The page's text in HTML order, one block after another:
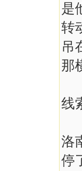
是
转
吊
那
“
线
洛
停